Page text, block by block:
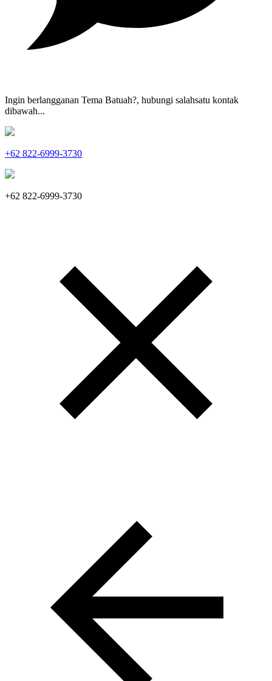
Ingin berlangganan Tema Batuah?, hubungi salahsatu kontak
dibawah...
+62 822-6999-3730
+62 822-6999-3730